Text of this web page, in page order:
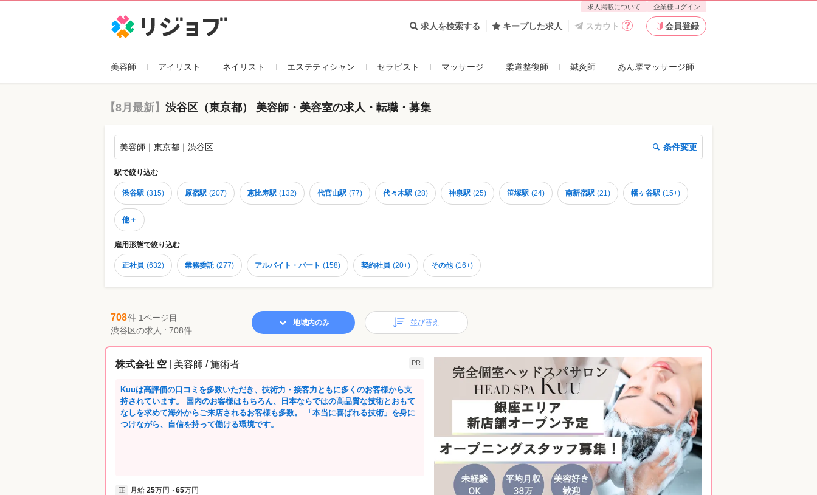
求人掲載について 企業様ログイン
求人を検索する キープした求人 スカウト 会員登録
美容師 アイリスト ネイリスト エステティシャン セラピスト マッサージ 柔道整復師 鍼灸師 あん摩マッサージ師
【8月最新】 渋谷区（東京都） 美容師・美容室の求人・転職・募集
美容師｜東京都｜渋谷区 条件変更
駅で絞り込む
渋谷駅 (315) 原宿駅 (207) 恵比寿駅 (132) 代官山駅 (77) 代々木駅 (28) 神泉駅 (25) 笹塚駅 (24) 南新宿駅 (21) 幡ヶ谷駅 (15+)
他＋
雇用形態で絞り込む
正社員 (632) 業務委託 (277) アルバイト・パート (158) 契約社員 (20+) その他 (16+)
708件 1ページ目
渋谷区の求人 : 708件
地域内のみ 並び替え
株式会社 空 | 美容師 / 施術者 PR
Kuuは高評価の口コミを多数いただき、技術力・接客力ともに多くのお客様から支
持されています。 国内のお客様はもちろん、日本ならではの高品質な技術とおもて
なしを求めて海外からご来店されるお客様も多数。 「本当に喜ばれる技術」を身に
つけながら、自信を持って働ける環境です。
正 月給 25万円 ~65万円